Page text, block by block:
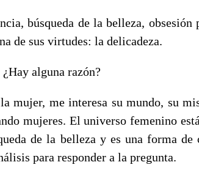
búsqueda de la belleza,
de sus virtudes: la delicadeza.
alguna razón?
mujer, me interesa su mundo, su
mujeres. El universo femenino
de la belleza y es una forma de
para responder a la pregunta.